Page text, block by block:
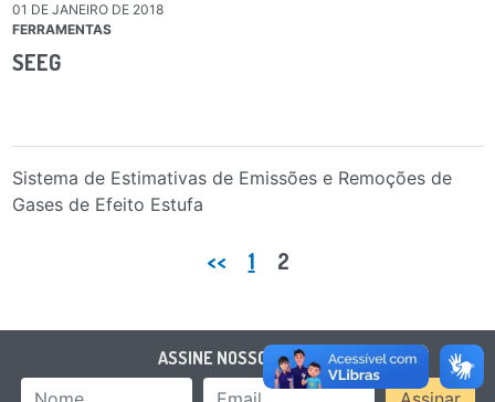
01 DE JANEIRO DE 2018
FERRAMENTAS
SEEG
Sistema de Estimativas de Emissões e Remoções de
Gases de Efeito Estufa
Paginação de posts
<< 1 2
ASSINE NOSSO BOLETIM
Email Address